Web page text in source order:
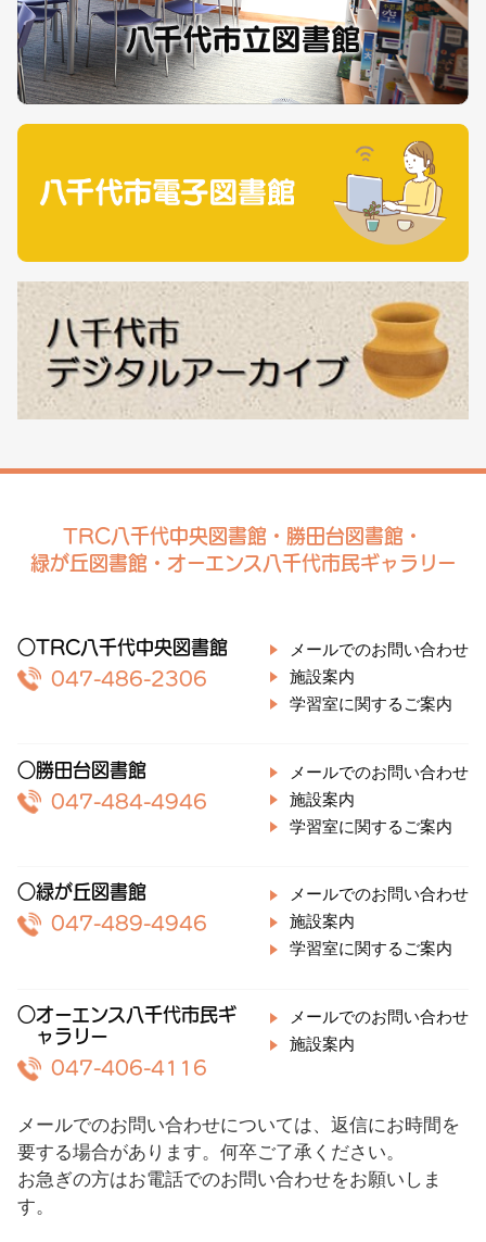
TRC八千代中央図書館・勝田台図書館・
緑が丘図書館・オーエンス八千代市民ギャラリー
○TRC八千代中央図書館
047-486-2306
メールでのお問い合わせ
施設案内
学習室に関するご案内
○勝田台図書館
047-484-4946
メールでのお問い合わせ
施設案内
学習室に関するご案内
○緑が丘図書館
047-489-4946
メールでのお問い合わせ
施設案内
学習室に関するご案内
○オーエンス八千代市民ギ
ャラリー
047-406-4116
メールでのお問い合わせ
施設案内
メールでのお問い合わせについては、返信にお時間を
要する場合があります。何卒ご了承ください。
お急ぎの方はお電話でのお問い合わせをお願いしま
す。